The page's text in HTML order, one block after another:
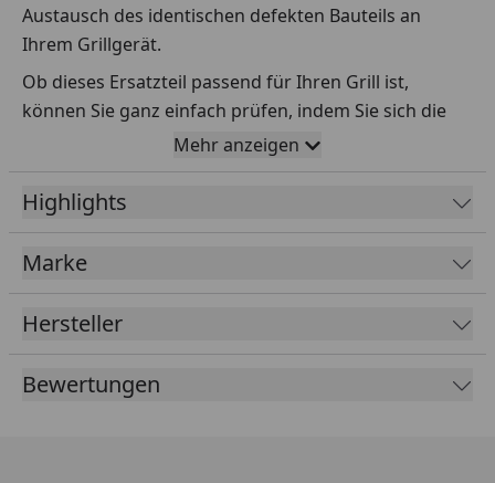
Austausch des identischen defekten Bauteils an
Ihrem Grillgerät.
Ob dieses Ersatzteil passend für Ihren Grill ist,
können Sie ganz einfach prüfen, indem Sie sich die
Explosionszeichnung Ihres Grills anschauen und dort
das betreffende Teil heraussuchen.
Über die Seriennummer Ihres Grillgeräts kommen Sie
ganz einfach zur passenden Explosionszeichnung.
Geben Sie dafür die Seriennummer
Sollte Ihnen nicht bekannt sein, wo Sie die
Seriennummer finden, klicken Sie bitteHIER.
Mehr anzeigen
Highlights
Marke
Hersteller
Bewertungen